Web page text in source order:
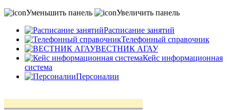
Уменьшить панель
Увеличить панель
Расписание занятий
Телефонный справочник
ВЕСТНИК АГАУ
Кейс информационная
система
Персоналии